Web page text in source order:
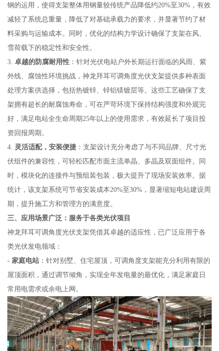
钢的运用，使得支架整体用钢量较传统产品降低约20%至30%，有效
减轻了系统总重量，降低了对基础承载力的要求，并显著节约了材
料采购与运输成本。同时，优化的结构力学设计确保了支架在风、
雪荷载下的稳定性和安全性。
3. 卓越的防腐耐用性：针对光伏电站户外长期运行面临的风雨、紫
外线、腐蚀性环境挑战，神龙拜耳可调角度光伏支架提供多种表面
处理方案供选择，包括热镀锌、锌铝镁镀层等。这些工艺确保了支
架拥有超长的耐腐蚀寿命，可在严苛环境下保持结构强度和外观完
好，满足电站全生命周期25年以上的使用需求，有效延长了项目投
资回报周期。
4. 灵活适配，安装便捷：支架设计充分考虑了与不同品牌、尺寸光
伏组件的兼容性，可轻松匹配市面主流单晶、多晶及双面组件。同
时，模块化的连接件与预组装包装，极大提升了现场安装效率。据
统计，该支架系统可节省安装成本20%至30%，显著缩短电站建设周
期，提升施工方和管理方的满意度。
三、应用场景广泛：服务于各类光伏项目
神龙拜耳可调角度光伏支架凭借其卓越的适应性，已广泛应用于各
类光伏发电领域：
- 家庭电站：针对别墅、住宅屋顶，可调角度支架能充分利用有限的
屋顶面积，通过调节倾角，实现全年发电量的最优化，满足家庭日
常用电需求或余电上网。